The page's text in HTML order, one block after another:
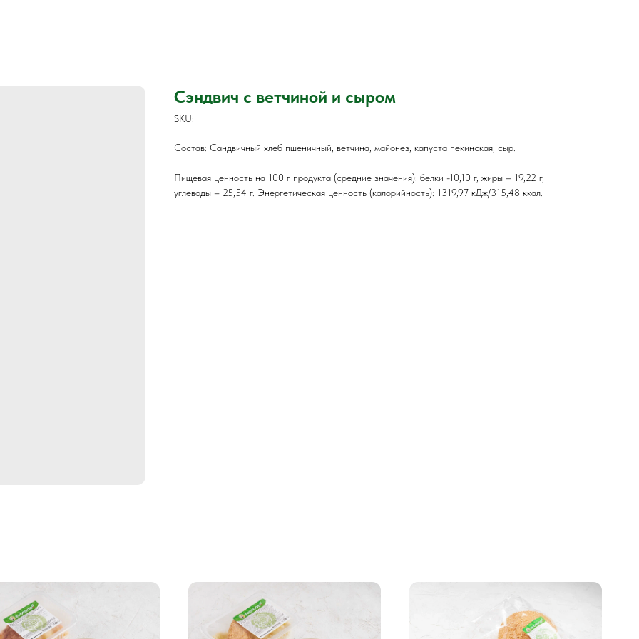
Сэндвич с ветчиной и сыром
SKU:
Состав: Сандвичный хлеб пшеничный, ветчина, майонез, капуста пекинская, сыр.
Пищевая ценность на 100 г продукта (средние значения): белки -10,10 г, жиры – 19,22 г,
углеводы – 25,54 г. Энергетическая ценность (калорийность): 1319,97 кДж/315,48 ккал.